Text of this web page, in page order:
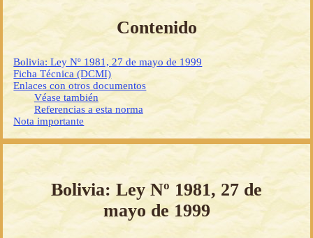
Contenido
Bolivia: Ley Nº 1981, 27 de mayo de 1999
Ficha Técnica (DCMI)
Enlaces con otros documentos
Véase también
Referencias a esta norma
Nota importante
Bolivia: Ley Nº 1981, 27 de
mayo de 1999